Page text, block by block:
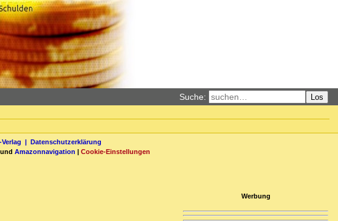
Suche: Los
Verlag | Datenschutzerklärung
und Amazonnavigation | Cookie-Einstellungen
Werbung